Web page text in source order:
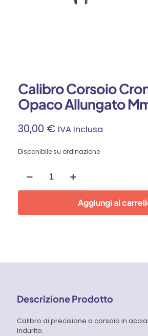
Calibro Corsoio
Opaco Allungato
30,00 € IVA Inclusa
Disponibile su ordinazione
Corsoio
Cromato
Mm
Aggiungi al
Descrizione Prodotto
Calibro di precisione a corsoio in
indurito.